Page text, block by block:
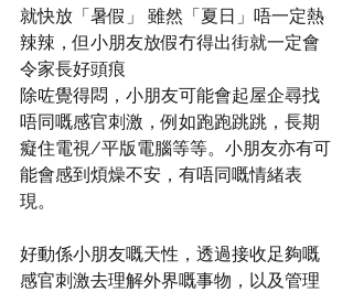
就快放「暑假」 雖然「夏日」唔一定熱
辣辣，但小朋友放假冇得出街就一定會
令家長好頭痕
除咗覺得悶，小朋友可能會起屋企尋找
唔同嘅感官刺激，例如跑跑跳跳，長期
癡住電視/平版電腦等等。小朋友亦有可
能會感到煩燥不安，有唔同嘅情緒表
現。
好動係小朋友嘅天性，透過接收足夠嘅
感官刺激去理解外界嘅事物，以及管理